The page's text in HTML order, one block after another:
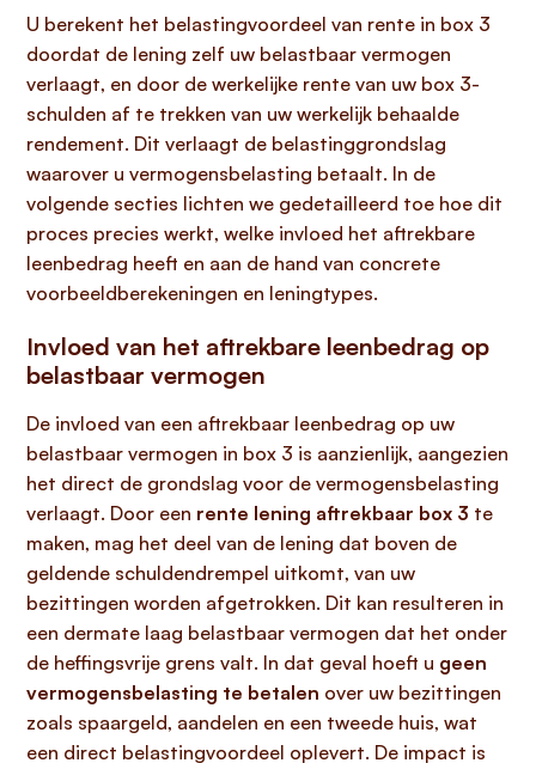
U berekent het belastingvoordeel van rente in box 3
doordat de lening zelf uw belastbaar vermogen
verlaagt, en door de werkelijke rente van uw box 3-
schulden af te trekken van uw werkelijk behaalde
rendement. Dit verlaagt de belastinggrondslag
waarover u vermogensbelasting betaalt. In de
volgende secties lichten we gedetailleerd toe hoe dit
proces precies werkt, welke invloed het aftrekbare
leenbedrag heeft en aan de hand van concrete
voorbeeldberekeningen en leningtypes.
Invloed van het aftrekbare leenbedrag op
belastbaar vermogen
De invloed van een aftrekbaar leenbedrag op uw
belastbaar vermogen in box 3 is aanzienlijk, aangezien
het direct de grondslag voor de vermogensbelasting
verlaagt. Door een rente lening aftrekbaar box 3 te
maken, mag het deel van de lening dat boven de
geldende schuldendrempel uitkomt, van uw
bezittingen worden afgetrokken. Dit kan resulteren in
een dermate laag belastbaar vermogen dat het onder
de heffingsvrije grens valt. In dat geval hoeft u geen
vermogensbelasting te betalen over uw bezittingen
zoals spaargeld, aandelen en een tweede huis, wat
een direct belastingvoordeel oplevert. De impact is